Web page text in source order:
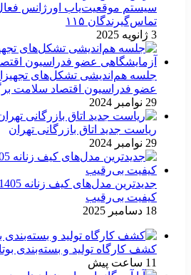
سیستم موقعیت‌یاب اورژانس
تماس‌گیرندگان ۱۱۵
3 ژانویه 2025
جلسه هم‌اندیشی تشکل‌های
عضو فدراسیون اقتصاد سلامت
29 نوامبر 2024
ریاست جدید اتاق بازرگانی تهران
29 نوامبر 2024
کیفیت بی‌رقیب
18 دسامبر 2025
کشف کارگاه تولید و بسته‌بندی
11 ساعت پیش